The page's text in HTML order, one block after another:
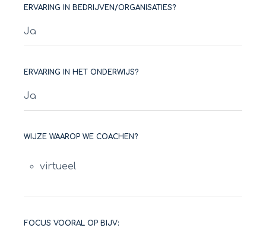
ERVARING IN BEDRIJVEN/ORGANISATIES?
Ja
ERVARING IN HET ONDERWIJS?
Ja
WIJZE WAAROP WE COACHEN?
virtueel
FOCUS VOORAL OP BIJV: